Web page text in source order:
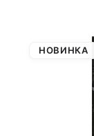
НОВИНКА